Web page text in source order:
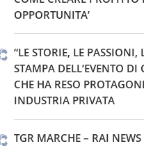
OPPORTUNITA’
“LE STORIE, LE PASSIONI,
STAMPA DELL’EVENTO
CHE HA RESO
INDUSTRIA PRIVATA
TGR MARCHE – RAI